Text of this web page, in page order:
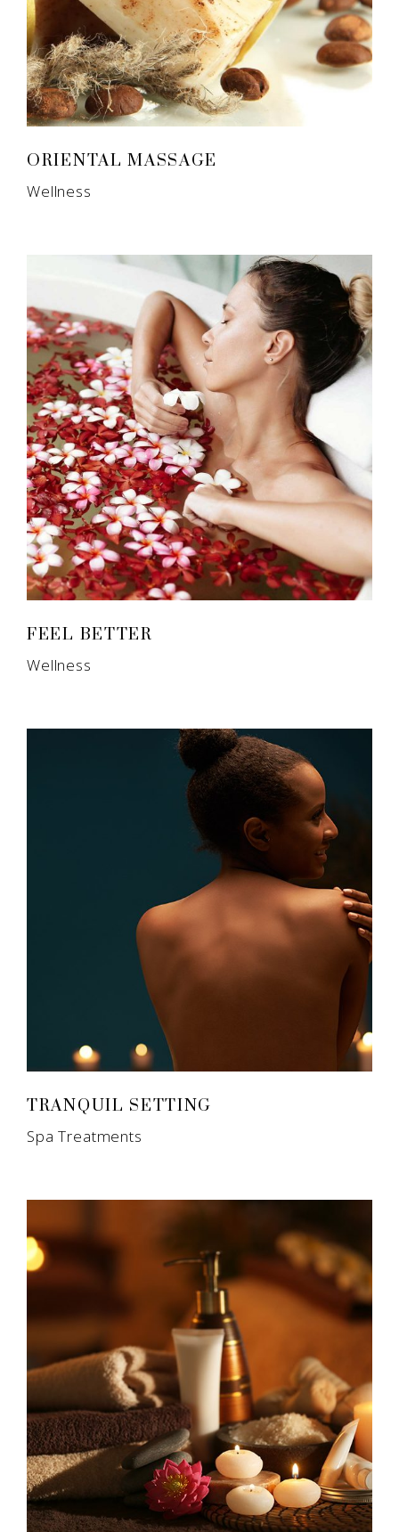
ORIENTAL MASSAGE
Wellness
FEEL BETTER
Wellness
TRANQUIL SETTING
Spa Treatments